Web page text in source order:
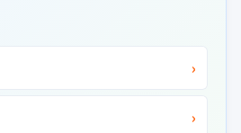
›
›